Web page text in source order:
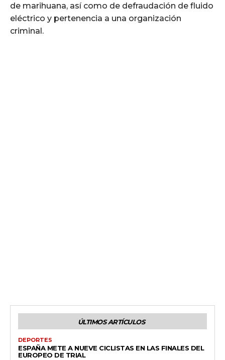
de marihuana, así como de defraudación de fluido
eléctrico y pertenencia a una organización
criminal.
ÚLTIMOS ARTÍCULOS
DEPORTES
ESPAÑA METE A NUEVE CICLISTAS EN LAS FINALES DEL
EUROPEO DE TRIAL